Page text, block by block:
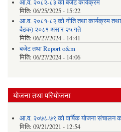
आ.व. २०८२-८३ को बजेट कार्यक्रम
मिति: 06/25/2025 - 15:22
आ.व. २०८१-८२ को नीति तथा कार्यक्रम
वैठक) २०८१ असार २५ गते
मिति: 06/27/2024 - 14:41
बजेट तथा Report o&m
मिति: 06/27/2024 - 14:06
योजना तथा परियोजना
आ.व. २०७८-७९ को वार्षिक योजना संचालन
मिति: 09/21/2021 - 12:54